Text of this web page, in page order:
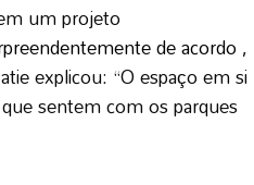
um projeto
de acordo ,
explicou: “O espaço em si
sentem com os parques